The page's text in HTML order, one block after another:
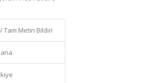
Tam Metin Bildiri